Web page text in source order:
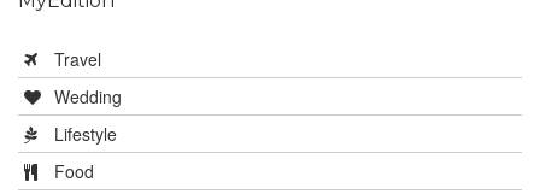
Travel
Wedding
Lifestyle
Food